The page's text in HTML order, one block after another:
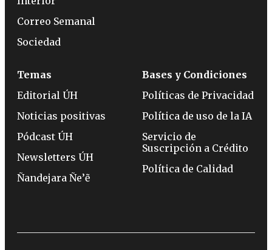
Correo Semanal
Sociedad
Temas
Editorial ÚH
Noticias positivas
Pódcast ÚH
Newsletters ÚH
Ñandejara Ñe’ẽ
Bases y Condiciones
Políticas de Privacidad
Política de uso de la IA
Servicio de
Suscripción a Crédito
Política de Calidad